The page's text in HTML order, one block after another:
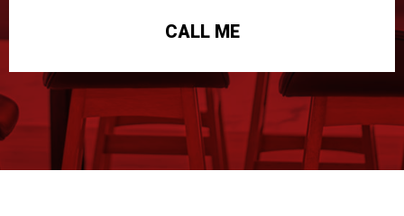
CALL ME